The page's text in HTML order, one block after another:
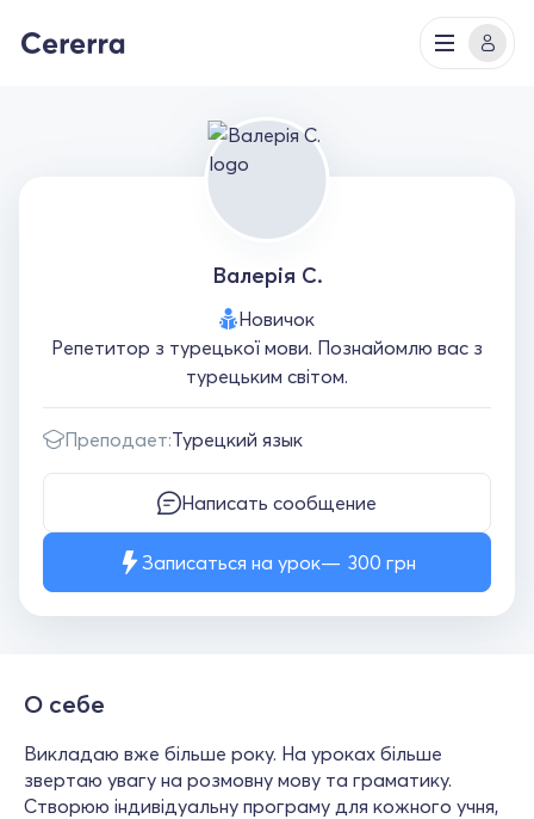
Валерія С.
Новичок
Репетитор з турецької мови. Познайомлю вас з
турецьким світом.
Преподает:Турецкий язык
Написать сообщение
Записаться на урок 300 грн
О себе
Викладаю вже більше року. На уроках більше
звертаю увагу на розмовну мову та граматику.
Створюю індивідуальну програму для кожного учня,